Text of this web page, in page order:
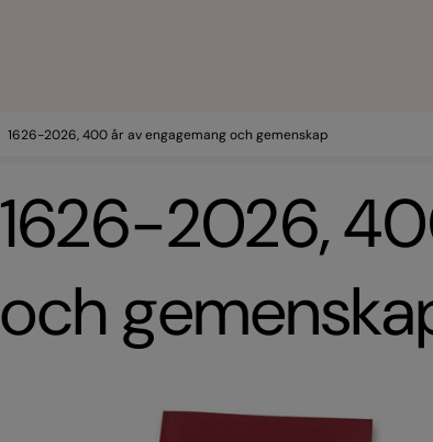
1626-2026, 400 år av engagemang och gemenskap
1626-2026,
och